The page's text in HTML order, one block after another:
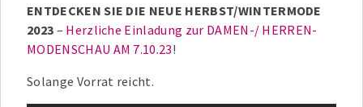
ENTDECKEN SIE DIE NEUE HERBST/WINTERMODE
2023 – Herzliche Einladung zur DAMEN-/ HERREN-
MODENSCHAU AM 7.10.23!
Solange Vorrat reicht.